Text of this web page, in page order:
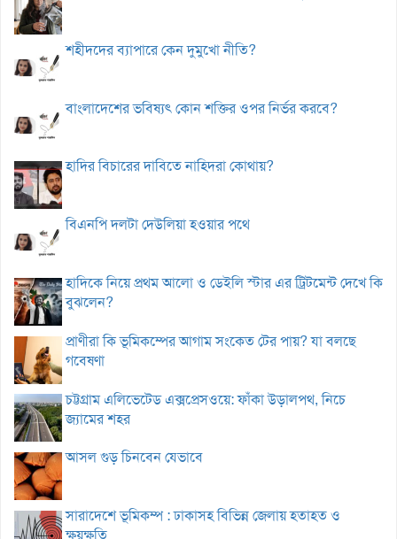
শহীদদের ব্যাপারে কেন দুমুখো নীতি?
বাংলাদেশের ভবিষ্যৎ কোন শক্তির ওপর নির্ভর করবে?
হাদির বিচারের দাবিতে নাহিদরা কোথায়?
বিএনপি দলটা দেউলিয়া হওয়ার পথে
হাদিকে নিয়ে প্রথম আলো ও ডেইলি স্টার এর ট্রিটমেন্ট দেখে কি
বুঝলেন?
প্রাণীরা কি ভূমিকম্পের আগাম সংকেত টের পায়? যা বলছে
গবেষণা
চট্টগ্রাম এলিভেটেড এক্সপ্রেসওয়ে: ফাঁকা উড়ালপথ, নিচে
জ্যামের শহর
আসল গুড় চিনবেন যেভাবে
সারাদেশে ভূমিকম্প : ঢাকাসহ বিভিন্ন জেলায় হতাহত ও
ক্ষয়ক্ষতি